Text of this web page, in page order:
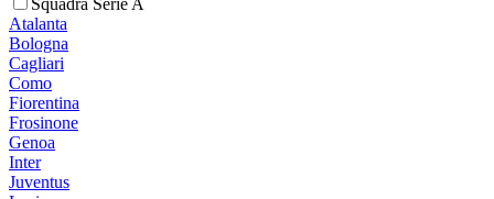
Squadra Serie A
Atalanta
Bologna
Cagliari
Como
Fiorentina
Frosinone
Genoa
Inter
Juventus